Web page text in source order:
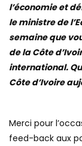
l’économie et
le ministre de
semaine que
de la Côte
international.
Côte d’Ivoire
Merci pour
feed-back aux